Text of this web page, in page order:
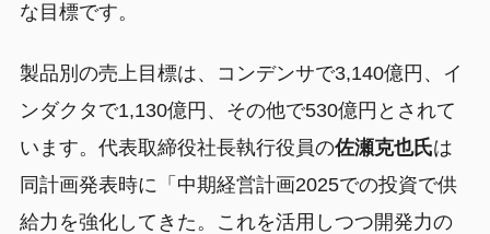
な目標です。
製品別の売上目標は、コンデンサで3,140億円、イ
ンダクタで1,130億円、その他で530億円とされて
います。代表取締役社長執行役員の佐瀬克也氏は
同計画発表時に「中期経営計画2025での投資で供
給力を強化してきた。これを活用しつつ開発力の